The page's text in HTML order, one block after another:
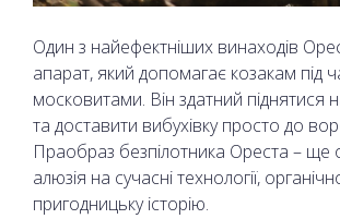
Один з найефектніших винаходів
апарат, який допомагає козакам під
московитами. Він здатний піднятися
та доставити вибухівку просто до
Праобраз безпілотника Ореста – ще
алюзія на сучасні технології,
пригодницьку історію.